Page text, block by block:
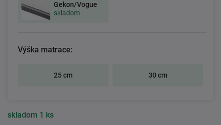
Gekon/Vogue
skladom
Výška matrace:
25 cm 30 cm
skladom 1 ks